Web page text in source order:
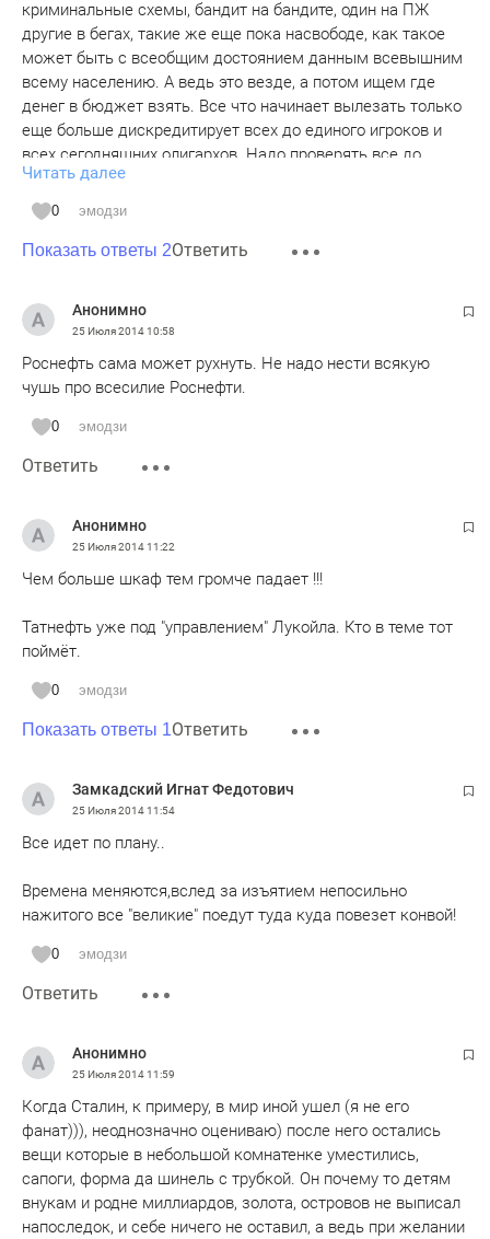
криминальные схемы, бандит на бандите, один на ПЖ
другие в бегах, такие же еще пока насвободе, как такое
может быть с всеобщим достоянием данным всевышним
всему населению. А ведь это везде, а потом ищем где
денег в бюджет взять. Все что начинает вылезать только
еще больше дискредитирует всех до единого игроков и
всех сегодняшних олигархов. Надо проверять все до
единой компании которые на сырье сидят, все
национализировать абсолютно во всех регионах и под это
выбирать и думу и всех остальных, потому что сначала
законы надо справедливые народные написать. Они
налоги повышать будут. Если все заныканные деньги
кучкой прохиндеев в бюджет вернуть так еще три
примитивные схемы есть полная уверенность что налоги
понизить для граждан можно спокойно, а хотят наоборот,
неужели не обожрались они деньгами жир то же уже из
утекает! Президент, отберите все у жулья, и за вами 99%
Читать далее
0 эмодзи
Показать ответы 2Ответить
Анонимно
25 Июля 201410:58
Роснефть сама может рухнуть. Не надо нести всякую
чушь про всесилие Роснефти.
0 эмодзи
Ответить
Анонимно
25 Июля 201411:22
Чем больше шкаф тем громче падает !!!
Татнефть уже под "управлением" Лукойла. Кто в теме тот
поймёт.
0 эмодзи
Показать ответы 1Ответить
Замкадский Игнат Федотович
25 Июля 201411:54
Все идет по плану..
Времена меняются,вслед за изъятием непосильно
нажитого все "великие" поедут туда куда повезет конвой!
0 эмодзи
Ответить
Анонимно
25 Июля 201411:59
Когда Сталин, к примеру, в мир иной ушел (я не его
фанат))), неоднозначно оцениваю) после него остались
вещи которые в небольшой комнатенке уместились,
сапоги, форма да шинель с трубкой. Он почему то детям
внукам и родне миллиардов, золота, островов не выписал
напоследок, и себе ничего не оставил, а ведь при желании